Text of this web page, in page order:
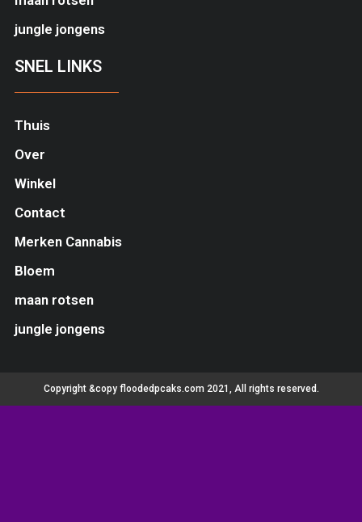
jungle jongens
SNEL LINKS
Thuis
Over
Winkel
Contact
Merken Cannabis
Bloem
maan rotsen
jungle jongens
Copyright &copy floodedpcaks.com 2021, All rights reserved.